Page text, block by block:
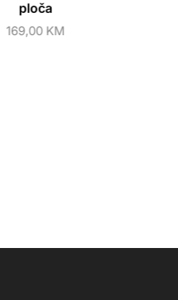
ploča
169,00 KM